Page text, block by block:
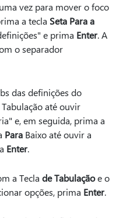
vez para mover o foco
a tecla Seta Para a
e prima Enter. A
o separador
das definições do
Tabulação até ouvir
e, em seguida, prima a
Para Baixo até ouvir a
Enter.
a Tecla de Tabulaçãoe o
opções, prima Enter.